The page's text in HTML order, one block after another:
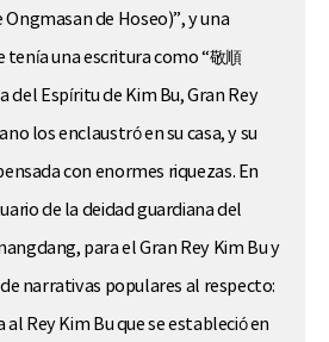
de Hoseo)”, y una
una escritura como “敬順
del Espíritu de Kim Bu, Gran Rey
los enclaustró en su casa, y su
con enormes riquezas. En
de la deidad guardiana del
para el Gran Rey Kim Bu y
narrativas populares al respecto:
Rey Kim Bu que se estableció en